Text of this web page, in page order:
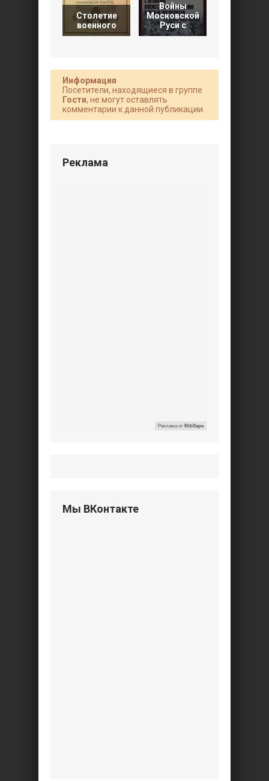
Столетие
военного
Войны
Московской
Руси с
Информация
Посетители, находящиеся в группе
Гости, не могут оставлять
комментарии к данной публикации.
Реклама
Реклама от RtbSape
Мы ВКонтакте